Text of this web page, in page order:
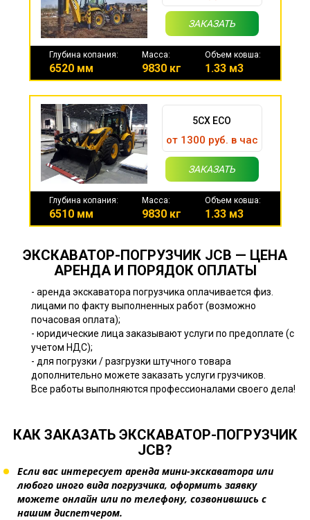
ЗАКАЗАТЬ
Глубина копания:
6520 мм
Масса:
9830 кг
Объем ковша:
1.33 м3
5CX ECO
от 1300 руб. в час
ЗАКАЗАТЬ
Глубина копания:
6510 мм
Масса:
9830 кг
Объем ковша:
1.33 м3
ЭКСКАВАТОР-ПОГРУЗЧИК JCB — ЦЕНА
АРЕНДА И ПОРЯДОК ОПЛАТЫ
- аренда экскаватора погрузчика оплачивается физ.
лицами по факту выполненных работ (возможно
почасовая оплата);
- юридические лица заказывают услуги по предоплате (с
учетом НДС);
- для погрузки / разгрузки штучного товара
дополнительно можете заказать услуги грузчиков.
Все работы выполняются профессионалами своего дела!
КАК ЗАКАЗАТЬ ЭКСКАВАТОР-ПОГРУЗЧИК
JCB?
Если вас интересует аренда мини-экскаватора или
любого иного вида погрузчика, оформить заявку
можете онлайн или по телефону, созвонившись с
нашим диспетчером.